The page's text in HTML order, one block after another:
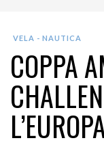
VELA - NAUTICA
COPPA